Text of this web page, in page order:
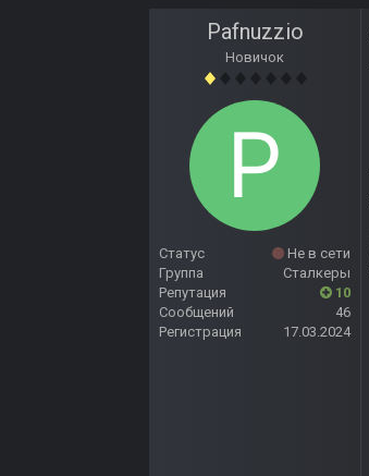
Pafnuzzio
Новичок
Статус
Не в сети
Группа
Сталкеры
Репутация
10
Сообщений
46
Регистрация
17.03.2024